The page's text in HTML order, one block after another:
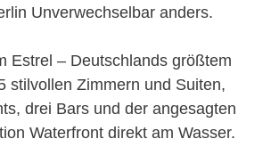
Unverwechselbar anders.
Estrel – Deutschlands größtem
stilvollen Zimmern und Suiten,
drei Bars und der angesagten
Waterfront direkt am Wasser.